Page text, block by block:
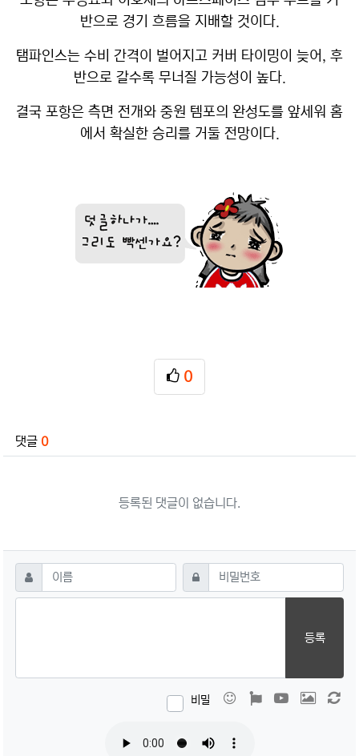
반으로 경기 흐름을 지배할 것이다.
탬파인스는 수비 간격이 벌어지고 커버 타이밍이 늦어, 후
반으로 갈수록 무너질 가능성이 높다.
결국 포항은 측면 전개와 중원 템포의 완성도를 앞세워 홈
에서 확실한 승리를 거둘 전망이다.
0
추천
댓글 0
등록된 댓글이 없습니다.
댓글쓰기
이름 필수 비밀번호필수
등록
비밀 이모티콘폰트어썸동영상 이미지